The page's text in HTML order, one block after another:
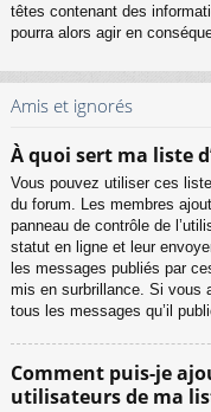
têtes contenant des
pourra alors agir en
Amis et ignorés
À quoi sert ma liste
Vous pouvez utiliser ces
du forum. Les membres
panneau de contrôle de
statut en ligne et leur
les messages publiés par
mis en surbrillance. Si vous
tous les messages qu’il
Comment puis-je
utilisateurs de ma